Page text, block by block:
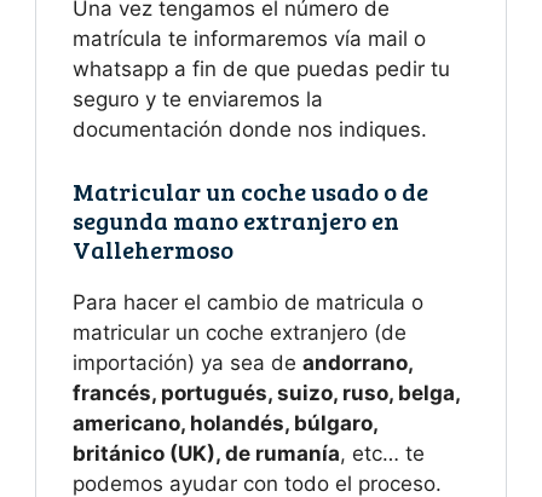
Una vez tengamos el número de
matrícula te informaremos vía mail o
whatsapp a fin de que puedas pedir tu
seguro y te enviaremos la
documentación donde nos indiques.
Matricular un coche usado o de
segunda mano extranjero en
Vallehermoso
Para hacer el cambio de matricula o
matricular un coche extranjero (de
importación) ya sea de andorrano,
francés, portugués, suizo, ruso, belga,
americano, holandés, búlgaro,
británico (UK), de rumanía, etc… te
podemos ayudar con todo el proceso.